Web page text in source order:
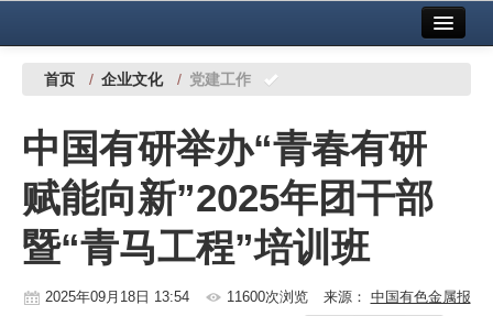
中国有色金属报社主办 广告服务
铜镍铅锌
铝
稀有稀土
有色市场
首页 / 企业文化 / 党建工作
中国有研举办“青春有研
赋能向新”2025年团干部
暨“青马工程”培训班
2025年09月18日 13:54 11600次浏览 来源： 中国有色金属报